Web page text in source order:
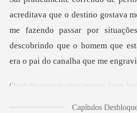
Histórico
Sair
me fazendo passar por
descobrindo qu
stava bem
Capítulos